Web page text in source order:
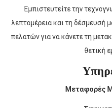
Εμπιστευτείτε την
λεπτομέρεια και τη δέσμευσή
πελατών για να κάνετε τη
θετική
Μεταφορές